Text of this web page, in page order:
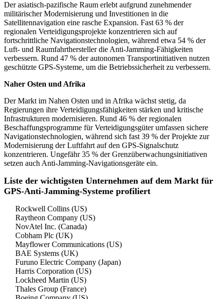
Der asiatisch-pazifische Raum erlebt aufgrund zunehmender
militärischer Modernisierung und Investitionen in die
Satellitennavigation eine rasche Expansion. Fast 63 % der
regionalen Verteidigungsprojekte konzentrieren sich auf
fortschrittliche Navigationstechnologien, während etwa 54 % der
Luft- und Raumfahrthersteller die Anti-Jamming-Fähigkeiten
verbessern. Rund 47 % der autonomen Transportinitiativen nutzen
geschützte GPS-Systeme, um die Betriebssicherheit zu verbessern.
Naher Osten und Afrika
Der Markt im Nahen Osten und in Afrika wächst stetig, da
Regierungen ihre Verteidigungsfähigkeiten stärken und kritische
Infrastrukturen modernisieren. Rund 46 % der regionalen
Beschaffungsprogramme für Verteidigungsgüter umfassen sichere
Navigationstechnologien, während sich fast 39 % der Projekte zur
Modernisierung der Luftfahrt auf den GPS-Signalschutz
konzentrieren. Ungefähr 35 % der Grenzüberwachungsinitiativen
setzen auch Anti-Jamming-Navigationsgeräte ein.
Liste der wichtigsten Unternehmen auf dem Markt für
GPS-Anti-Jamming-Systeme profiliert
Rockwell Collins (US)
Raytheon Company (US)
NovAtel Inc. (Canada)
Cobham Plc (UK)
Mayflower Communications (US)
BAE Systems (UK)
Furuno Electric Company (Japan)
Harris Corporation (US)
Lockheed Martin (US)
Thales Group (France)